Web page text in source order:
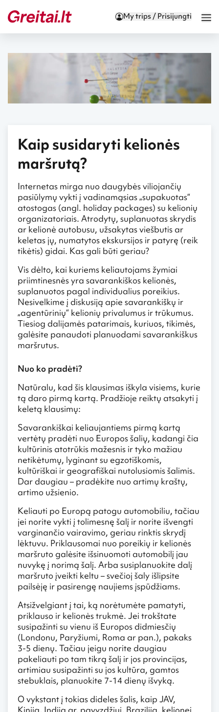
My trips / Prisijungti
Kaip susidaryti kelionės
maršrutą?
Internetas mirga nuo daugybės viliojančių
pasiūlymų vykti į vadinamąsias „supakuotas“
atostogas (angl. holiday packages) su kelionių
organizatoriais. Atrodytų, suplanuotas skrydis
ar kelionė autobusu, užsakytas viešbutis ar
keletas jų, numatytos ekskursijos ir patyrę (reik
tikėtis) gidai. Kas gali būti geriau?
Vis dėlto, kai kuriems keliautojams žymiai
priimtinesnės yra savarankiškos kelionės,
suplanuotos pagal individualius poreikius.
Nesivelkime į diskusiją apie savarankiškų ir
„agentūrinių“ kelionių privalumus ir trūkumus.
Tiesiog dalijamės patarimais, kuriuos, tikimės,
galėsite panaudoti planuodami savarankiškus
maršrutus.
Nuo ko pradėti?
Natūralu, kad šis klausimas iškyla visiems, kurie
tą daro pirmą kartą. Pradžioje reiktų atsakyti į
keletą klausimų:
Savarankiškai keliaujantiems pirmą kartą
vertėtų pradėti nuo Europos šalių, kadangi čia
kultūrinis atotrūkis mažesnis ir tyko mažiau
netikėtumų, lyginant su egzotiškomis,
kultūriškai ir geografiškai nutolusiomis šalimis.
Dar daugiau – pradėkite nuo artimų kraštų,
artimo užsienio.
Keliauti po Europą patogu automobiliu, tačiau
jei norite vykti į tolimesnę šalį ir norite išvengti
varginančio vairavimo, geriau rinktis skrydį
lėktuvu. Priklausomai nuo poreikių ir kelionės
maršruto galėsite išsinuomoti automobilį jau
nuvykę į norimą šalį. Arba susiplanuokite dalį
maršruto įveikti keltu – svečioj šaly išlipsite
pailsėję ir pasirengę naujiems įspūdžiams.
Atsižvelgiant į tai, ką norėtumėte pamatyti,
priklauso ir kelionės trukmė. Jei trokštate
susipažinti su vienu iš Europos didmiesčių
(Londonu, Paryžiumi, Roma ar pan.), pakaks
3-5 dienų. Tačiau jeigu norite daugiau
pakeliauti po tam tikrą šalį ir jos provincijas,
artimiau susipažinti su jos kultūra, gamtos
stebuklais, planuokite 7-14 dienų išvyką.
O vykstant į tokias dideles šalis, kaip JAV,